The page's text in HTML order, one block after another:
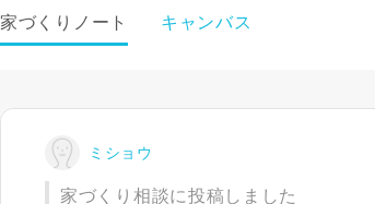
家づくりノート キャンバス
ミショウ
家づくり相談に投稿しました